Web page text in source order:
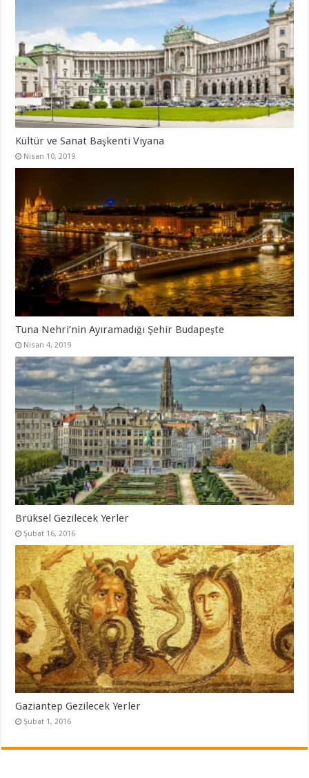
Kültür ve Sanat Başkenti Viyana
Nisan 10, 2019
Tuna Nehri’nin Ayıramadığı Şehir Budapeşte
Nisan 4, 2019
Brüksel Gezilecek Yerler
Şubat 16, 2016
Gaziantep Gezilecek Yerler
Şubat 1, 2016